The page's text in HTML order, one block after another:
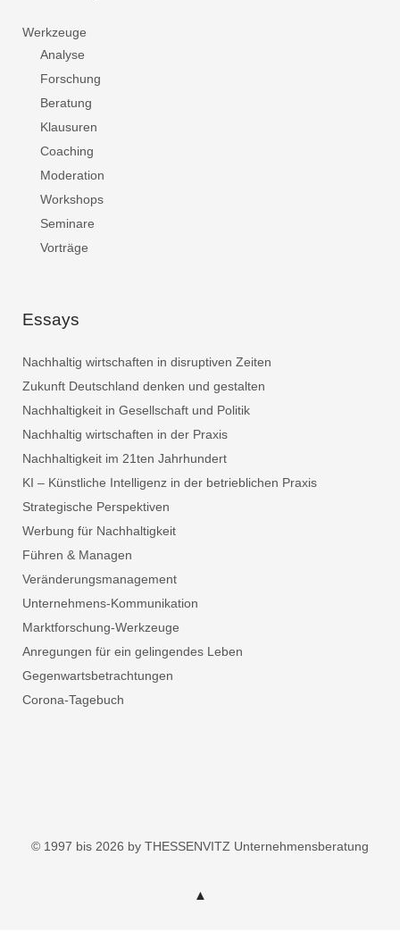
Werkzeuge
Analyse
Forschung
Beratung
Klausuren
Coaching
Moderation
Workshops
Seminare
Vorträge
Essays
Nachhaltig wirtschaften in disruptiven Zeiten
Zukunft Deutschland denken und gestalten
Nachhaltigkeit in Gesellschaft und Politik
Nachhaltig wirtschaften in der Praxis
Nachhaltigkeit im 21ten Jahrhundert
KI – Künstliche Intelligenz in der betrieblichen Praxis
Strategische Perspektiven
Werbung für Nachhaltigkeit
Führen & Managen
Veränderungsmanagement
Unternehmens-Kommunikation
Marktforschung-Werkzeuge
Anregungen für ein gelingendes Leben
Gegenwartsbetrachtungen
Corona-Tagebuch
© 1997 bis 2026 by THESSENVITZ Unternehmensberatung